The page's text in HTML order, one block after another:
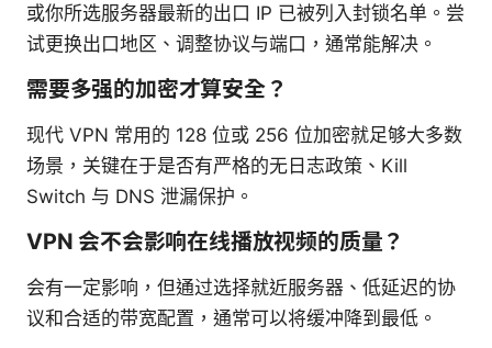
或你所选服务器最新的出口 IP 已被列入封锁名单。尝
试更换出口地区、调整协议与端口，通常能解决。
需要多强的加密才算安全？
现代 VPN 常用的 128 位或 256 位加密就足够大多数
场景，关键在于是否有严格的无日志政策、Kill
Switch 与 DNS 泄漏保护。
VPN 会不会影响在线播放视频的质量？
会有一定影响，但通过选择就近服务器、低延迟的协
议和合适的带宽配置，通常可以将缓冲降到最低。